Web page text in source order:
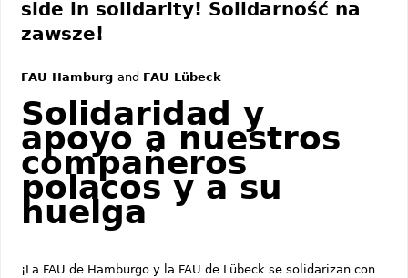
side in solidarity! Solidarność na
zawsze!
FAU Hamburg and FAU Lübeck
Solidaridad y
apoyo a nuestros
compañeros
polacos y a su
huelga
¡La FAU de Hamburgo y la FAU de Lübeck se solidarizan con